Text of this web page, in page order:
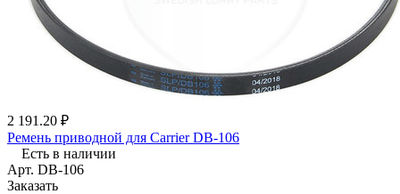
2 191.20 ₽
Ремень приводной для Carrier DB-106
Есть в наличии
Арт. DB-106
Заказать